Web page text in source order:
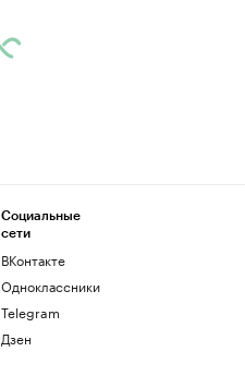
Социальные
сети
ВКонтакте
Одноклассники
Telegram
Дзен